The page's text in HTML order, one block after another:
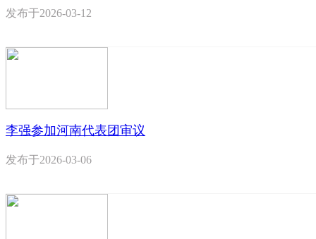
发布于2026-03-12
李强参加河南代表团审议
发布于2026-03-06